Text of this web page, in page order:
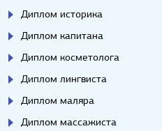
Диплом историка
Диплом капитана
Диплом косметолога
Диплом лингвиста
Диплом маляра
Диплом массажиста